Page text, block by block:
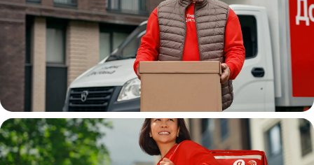
Водитель
грузовой машины